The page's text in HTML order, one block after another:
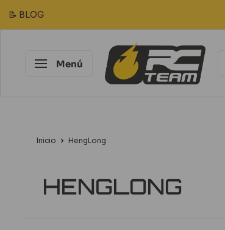
📝 BLOG
Menú
RC
Team
Modélisme
Inicio HengLong
HENGLONG